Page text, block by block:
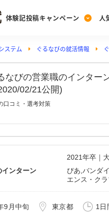
体験記投稿キャンペーン
Post
投稿する
人
Ranking
ランキングを見る
Vote
PickUp
注目の企業特集
動画で知ろう！
ステム ぐるなびの就活情報
なびの営業職のインター
02/21公開)
口コミ・選考対策
2021年卒｜
インターン
ぴあ,バンダ
エンス・ク
9月中旬 東京都 1日